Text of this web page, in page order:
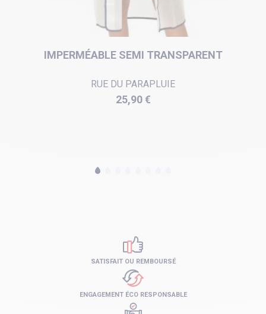
IMPERMÉABLE SEMI TRANSPARENT
RUE DU PARAPLUIE
Prix
25,90 €
SATISFAIT OU REMBOURSÉ
ENGAGEMENT ÉCO RESPONSABLE